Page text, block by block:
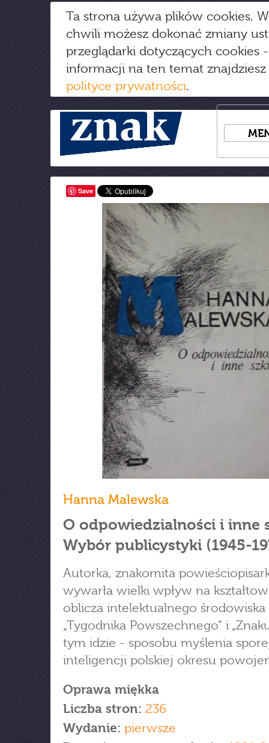
Ta strona używa plików cookies.
chwili możesz dokonać zmiany
przeglądarki dotyczących cookies
informacji na ten temat
polityce prywatności.
Save
Hanna Malewska
O odpowiedzialności i inne
Wybór publicystyki (1945-
Autorka, znakomita
wywarła wielki wpływ na
oblicza intelektualnego środowiska
„Tygodnika Powszechnego” i
tym idzie - sposobu myślenia
inteligencji polskiej okresu
Oprawa miękka
Liczba stron: 236
Wydanie: pierwsze